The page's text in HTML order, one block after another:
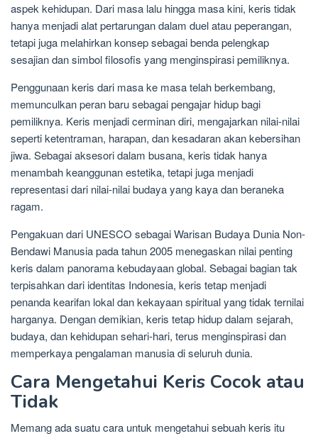
aspek kehidupan. Dari masa lalu hingga masa kini, keris tidak
hanya menjadi alat pertarungan dalam duel atau peperangan,
tetapi juga melahirkan konsep sebagai benda pelengkap
sesajian dan simbol filosofis yang menginspirasi pemiliknya.
Penggunaan keris dari masa ke masa telah berkembang,
memunculkan peran baru sebagai pengajar hidup bagi
pemiliknya. Keris menjadi cerminan diri, mengajarkan nilai-nilai
seperti ketentraman, harapan, dan kesadaran akan kebersihan
jiwa. Sebagai aksesori dalam busana, keris tidak hanya
menambah keanggunan estetika, tetapi juga menjadi
representasi dari nilai-nilai budaya yang kaya dan beraneka
ragam.
Pengakuan dari UNESCO sebagai Warisan Budaya Dunia Non-
Bendawi Manusia pada tahun 2005 menegaskan nilai penting
keris dalam panorama kebudayaan global. Sebagai bagian tak
terpisahkan dari identitas Indonesia, keris tetap menjadi
penanda kearifan lokal dan kekayaan spiritual yang tidak ternilai
harganya. Dengan demikian, keris tetap hidup dalam sejarah,
budaya, dan kehidupan sehari-hari, terus menginspirasi dan
memperkaya pengalaman manusia di seluruh dunia.
Cara Mengetahui Keris Cocok atau
Tidak
Memang ada suatu cara untuk mengetahui sebuah keris itu